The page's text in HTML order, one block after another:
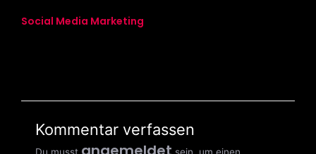
Social Media Marketing
Kommentar verfassen